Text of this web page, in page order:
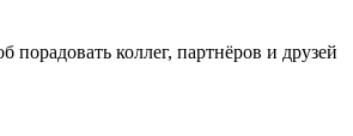
коллег, партнёров и друзей